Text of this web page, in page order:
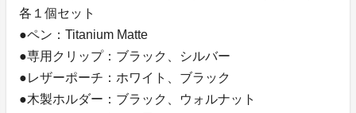
各１個セット
●ペン：Titanium Matte
●専用クリップ：ブラック、シルバー
●レザーポーチ：ホワイト、ブラック
●木製ホルダー：ブラック、ウォルナット